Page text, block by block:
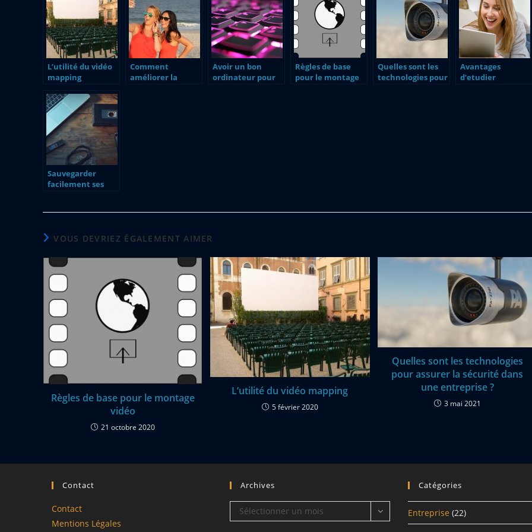
L’utilité du vidéo
mapping
Comment
améliorer la
Avoir un bon
ordinateur pour
Règles de base
pour le montage
Quelles sont les
technologies pour
Avantages
d’etudier
Sauvegarder
facilement ses
faire avec le bon
conversion ?
VOUS DEVRIEZ ÉGALEMENT AIMER
Règles de base pour le montage
vidéo
21 octobre 2020
L’utilité du vidéo mapping
5 février 2020
Quelles sont les technologies
pour assurer la sécurité dans
une entreprise ?
3 mai 2021
Contact
Contact
Mentions Légales
Archives
Archives
Sélectionner un mois
Catégories
Entreprise (22)